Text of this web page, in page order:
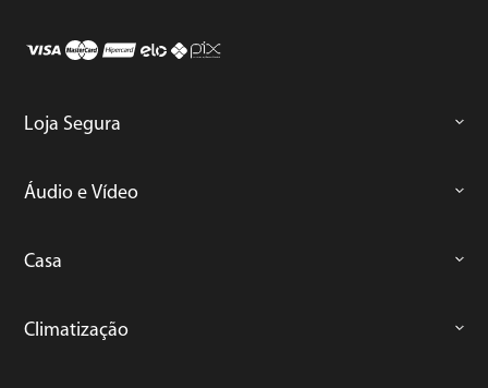
Loja Segura
Áudio e Vídeo
Casa
Climatização